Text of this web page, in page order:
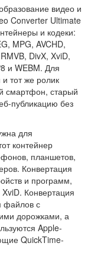
видео и
Converter Ultimate
и кодеки:
MPG, AVCHD,
DivX, XviD,
и WEBM. Для
и тот же ролик
смартфон, старый
публикацию без
для
контейнер
планшетов,
Конвертация
и программ,
Конвертация
файлов с
дорожками, а
Apple-
QuickTime-